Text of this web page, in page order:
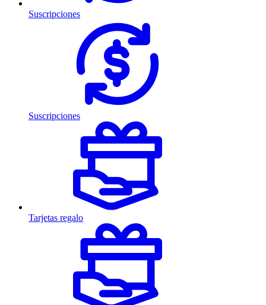
Suscripciones
Suscripciones
Tarjetas regalo